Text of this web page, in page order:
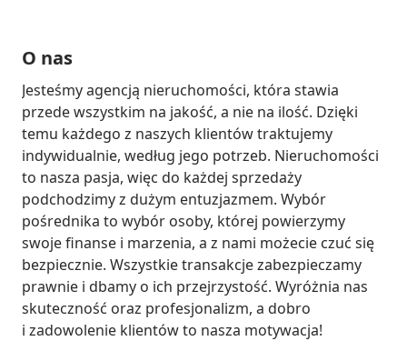
O nas
Jesteśmy agencją nieruchomości, która stawia
przede wszystkim na jakość, a nie na ilość. Dzięki
temu każdego z naszych klientów traktujemy
indywidualnie, według jego potrzeb. Nieruchomości
to nasza pasja, więc do każdej sprzedaży
podchodzimy z dużym entuzjazmem. Wybór
pośrednika to wybór osoby, której powierzymy
swoje finanse i marzenia, a z nami możecie czuć się
bezpiecznie. Wszystkie transakcje zabezpieczamy
prawnie i dbamy o ich przejrzystość. Wyróżnia nas
skuteczność oraz profesjonalizm, a dobro
i zadowolenie klientów to nasza motywacja!